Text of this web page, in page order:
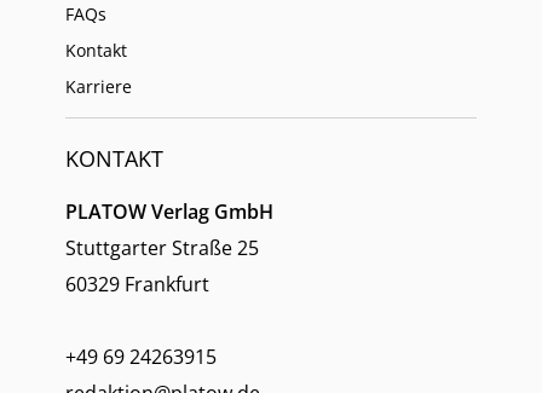
FAQs
Kontakt
Karriere
KONTAKT
PLATOW Verlag GmbH
Stuttgarter Straße 25
60329 Frankfurt
+49 69 24263915